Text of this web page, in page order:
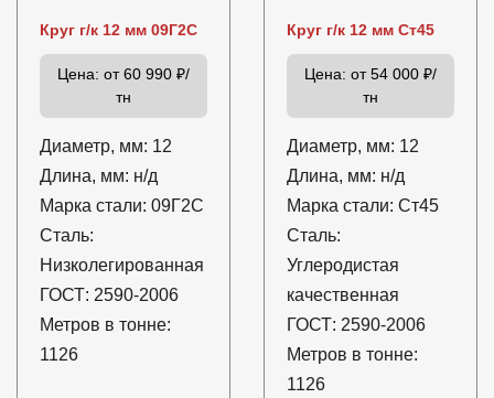
Круг г/к 12 мм 09Г2С
Цена: от 60 990 ₽/
тн
Диаметр, мм: 12
Длина, мм: н/д
Марка стали: 09Г2С
Сталь:
Низколегированная
ГОСТ: 2590-2006
Метров в тонне:
1126
Круг г/к 12 мм Ст45
Цена: от 54 000 ₽/
тн
Диаметр, мм: 12
Длина, мм: н/д
Марка стали: Ст45
Сталь:
Углеродистая
качественная
ГОСТ: 2590-2006
Метров в тонне:
1126